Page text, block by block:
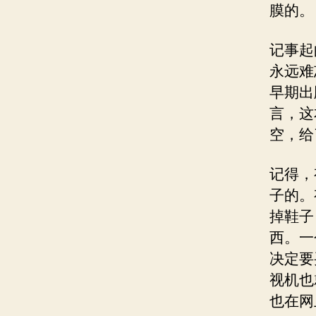
膜的。
记事
永远
早期
言，
空，
记得
子的
掉鞋
西。
决定
视机
也在